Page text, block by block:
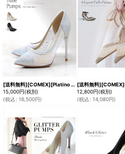
並び順:
絞り込
[送料無料][COMEX][Platino deux]プラチナドゥ・ゴールド・ブラック・シルバー・チュール・ラメ・ラインストーン・ポインテッドトゥ・10cm・パンプス[即日発送]
15,000円(税別)
(税込: 16,500円)
12,800円(税別)
(税込: 14,080円)